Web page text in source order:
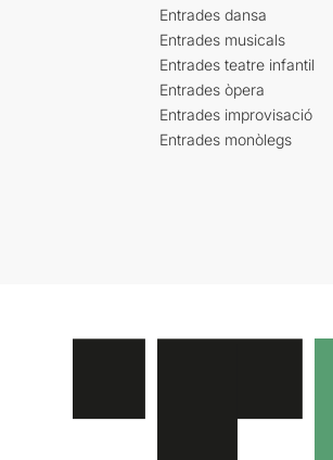
Entrades dansa
Entrades musicals
Entrades teatre infantil
Entrades òpera
Entrades improvisació
Entrades monòlegs